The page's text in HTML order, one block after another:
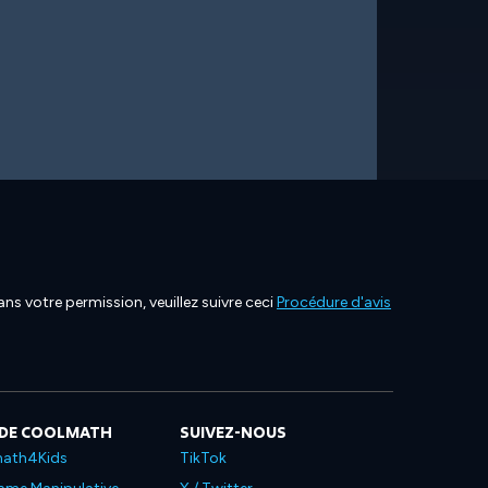
votre permission, veuillez suivre ceciProcédure d'avis
COOLMATH SUIVEZ-NOUS
TikTok